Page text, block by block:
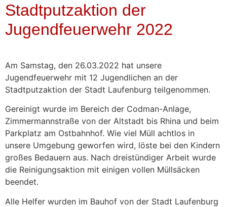
Stadtputzaktion der
Jugendfeuerwehr 2022
Am Samstag, den 26.03.2022 hat unsere
Jugendfeuerwehr mit 12 Jugendlichen an der
Stadtputzaktion der Stadt Laufenburg teilgenommen.
Gereinigt wurde im Bereich der Codman-Anlage,
Zimmermannstraße von der Altstadt bis Rhina und beim
Parkplatz am Ostbahnhof. Wie viel Müll achtlos in
unsere Umgebung geworfen wird, löste bei den Kindern
großes Bedauern aus. Nach dreistündiger Arbeit wurde
die Reinigungsaktion mit einigen vollen Müllsäcken
beendet.
Alle Helfer wurden im Bauhof von der Stadt Laufenburg